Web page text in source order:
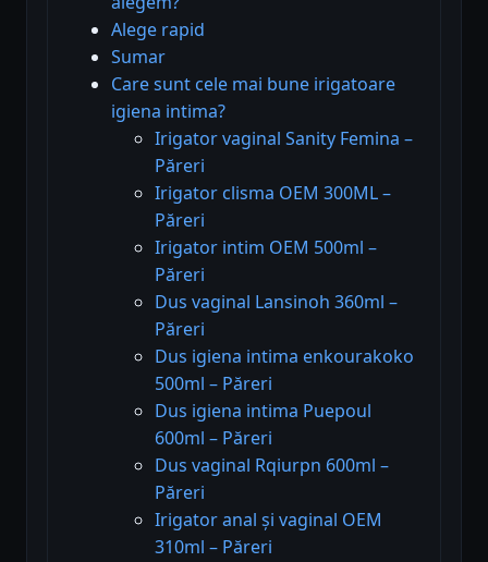
Alege rapid
Sumar
Care sunt cele mai bune irigatoare
igiena intima?
Irigator vaginal Sanity Femina –
Păreri
Irigator clisma OEM 300ML –
Păreri
Irigator intim OEM 500ml –
Păreri
Dus vaginal Lansinoh 360ml –
Păreri
Dus igiena intima enkourakoko
500ml – Păreri
Dus igiena intima Puepoul
600ml – Păreri
Dus vaginal Rqiurpn 600ml –
Păreri
Irigator anal și vaginal OEM
310ml – Păreri